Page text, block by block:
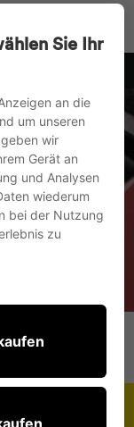
Sie Ihr
an die
um unseren
wir
Gerät an
und Analysen
wiederum
bei der Nutzung
zu
die Schweiz